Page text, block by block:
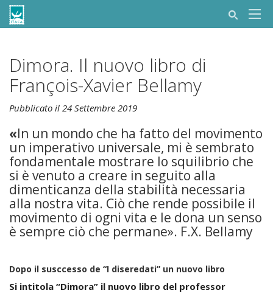
Dimora. Il nuovo libro di
François-Xavier Bellamy
Pubblicato il 24 Settembre 2019
«In un mondo che ha fatto del movimento
un imperativo universale, mi è sembrato
fondamentale mostrare lo squilibrio che
si è venuto a creare in seguito alla
dimenticanza della stabilità necessaria
alla nostra vita. Ciò che rende possibile il
movimento di ogni vita e le dona un senso
è sempre ciò che permane». F.X. Bellamy
Dopo il susccesso de “I diseredati” un nuovo libro
Si intitola “Dimora” il nuovo libro del professor